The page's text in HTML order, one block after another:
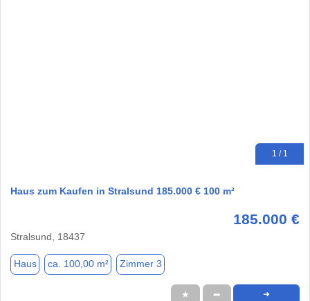
1 / 1
Haus zum Kaufen in Stralsund 185.000 € 100 m²
185.000 €
Stralsund, 18437
Haus ca. 100,00 m² Zimmer 3
★ ➦ ➜